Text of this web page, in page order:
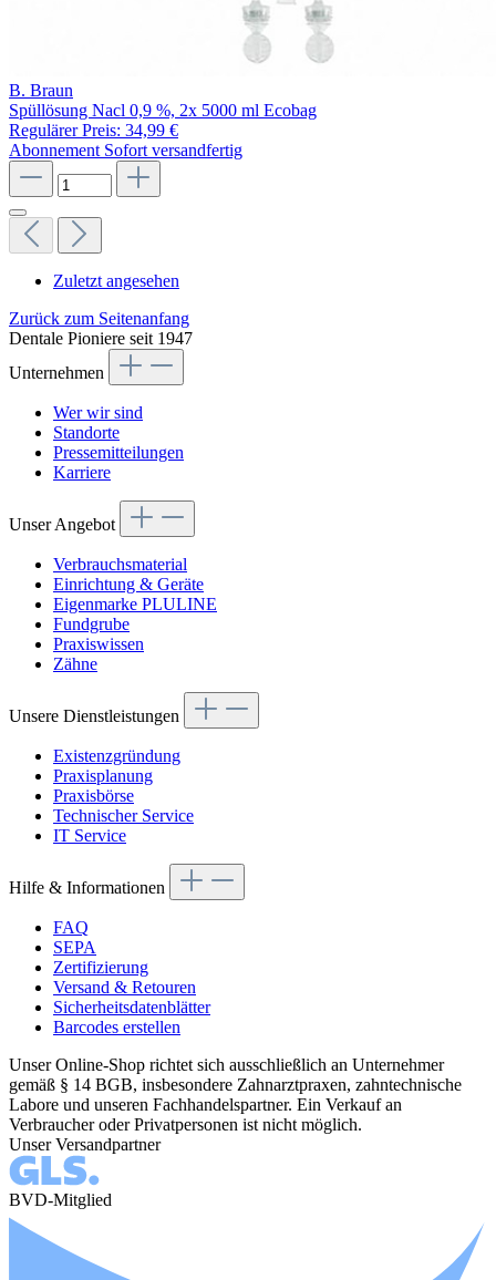
B. Braun
Spüllösung Nacl 0,9 %, 2x 5000 ml Ecobag
Regulärer Preis: 34,99 €
Abonnement Sofort versandfertig
Zuletzt angesehen
Zurück zum Seitenanfang
Dentale Pioniere seit 1947
Unternehmen
Wer wir sind
Standorte
Pressemitteilungen
Karriere
Unser Angebot
Verbrauchsmaterial
Einrichtung & Geräte
Eigenmarke PLULINE
Fundgrube
Praxiswissen
Zähne
Unsere Dienstleistungen
Existenzgründung
Praxisplanung
Praxisbörse
Technischer Service
IT Service
Hilfe & Informationen
FAQ
SEPA
Zertifizierung
Versand & Retouren
Sicherheitsdatenblätter
Barcodes erstellen
Unser Online-Shop richtet sich ausschließlich an Unternehmer
gemäß § 14 BGB, insbesondere Zahnarztpraxen, zahntechnische
Labore und unseren Fachhandelspartner. Ein Verkauf an
Verbraucher oder Privatpersonen ist nicht möglich.
Unser Versandpartner
BVD-Mitglied